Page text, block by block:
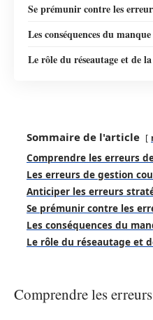
Se prémunir contre les
Les conséquences du
Le rôle du réseautage et de
Sommaire de l'article
Comprendre les erreurs
Les erreurs de gestion
Anticiper les erreurs
Se prémunir contre les
Les conséquences du
Le rôle du réseautage et
Comprendre les